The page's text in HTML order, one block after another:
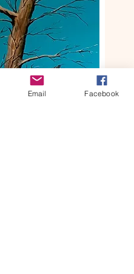
Email Facebook